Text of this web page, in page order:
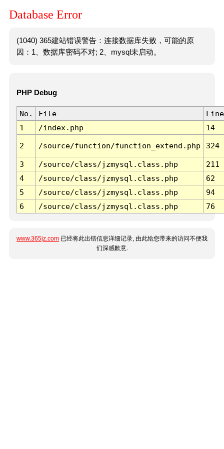
Database Error
(1040) 365建站错误警告：连接数据库失败，可能的原
因：1、数据库密码不对; 2、mysql未启动。
PHP Debug
No. File
Line
1
/index.php 14
2 /source/function/function_extend.php 324
3 /source/class/jzmysql.class.php
211
4
/source/class/jzmysql.class.php
62
5
/source/class/jzmysql.class.php
94
6
/source/class/jzmysql.class.php 76
www.365jz.com 已经将此出错信息详细记录, 由此给您带来的访问不便我
们深感歉意.